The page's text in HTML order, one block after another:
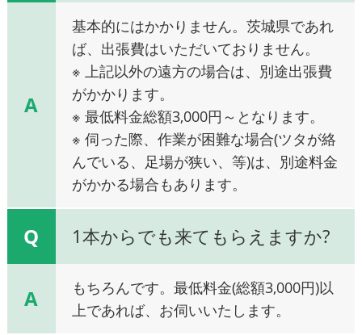
A
基本的にはかかりません。茨城県であれ
ば、出張費はいただいておりません。
※ 上記以外の遠方の場合は、別途出張費
がかかります。
※ 最低料金総額3,000円～となります。
※ 伺った際、作業が困難な場合(ツタが絡
んでいる、足場が狭い、等)は、別途料金
がかかる場合もあります。
Q 1本からでも来てもらえますか?
A
もちろんです。最低料金(総額3,000円)以
上であれば、お伺いいたします。